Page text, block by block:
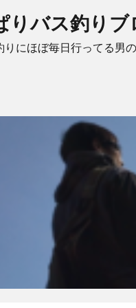
りバス釣り
りにほぼ毎日行ってる男